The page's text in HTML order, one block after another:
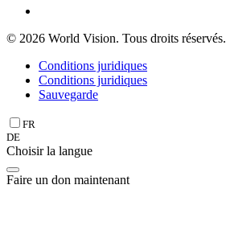
© 2026 World Vision. Tous droits réservés.
Conditions juridiques
Conditions juridiques
Sauvegarde
FR
DE
Choisir la langue
Faire un don maintenant